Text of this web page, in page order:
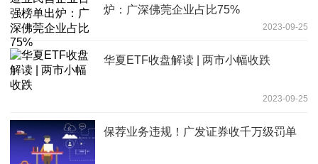
炉：广深佛莞企业占比75%
2023-09-25
华夏ETF收盘解读 | 两市小幅收跌
2023-09-25
保荐业务违规！广发证券收千万级罚单